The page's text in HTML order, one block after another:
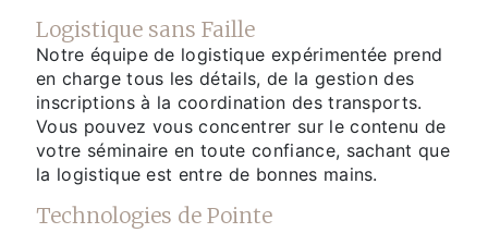
Logistique sans Faille
Notre équipe de logistique expérimentée prend
en charge tous les détails, de la gestion des
inscriptions à la coordination des transports.
Vous pouvez vous concentrer sur le contenu de
votre séminaire en toute confiance, sachant que
la logistique est entre de bonnes mains.
Technologies de Pointe